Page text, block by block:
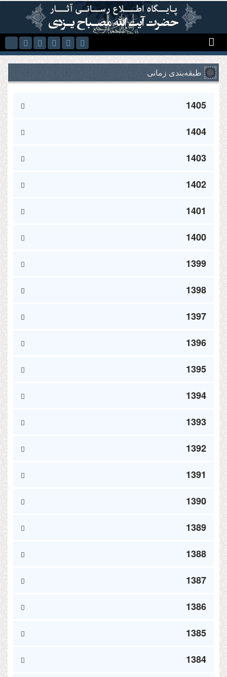
Skip to main content
طبقه‌بندی زمانی
1405
1404
1403
1402
1401
1400
1399
1398
1397
1396
1395
1394
1393
1392
1391
1390
1389
1388
1387
1386
1385
1384